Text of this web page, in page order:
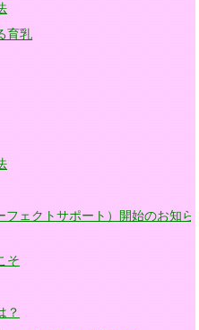
育乳
ェクトサポート）開始のお知ら
そ
？